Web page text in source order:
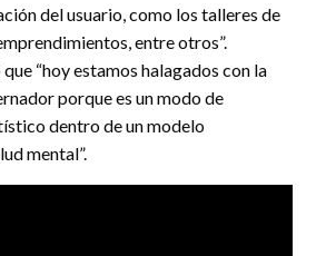
del usuario, como los talleres de
entre otros”.
“hoy estamos halagados con la
porque es un modo de
dentro de un modelo
mental”.